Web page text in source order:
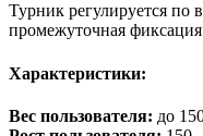
Турник регулируется по
промежуточная
Характеристики:
Вес пользователя: до